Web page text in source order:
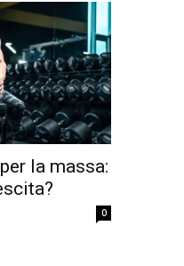
Vivere
la massa:
0